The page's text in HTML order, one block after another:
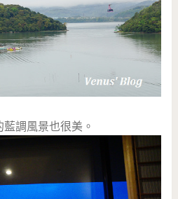
調風景也很美。